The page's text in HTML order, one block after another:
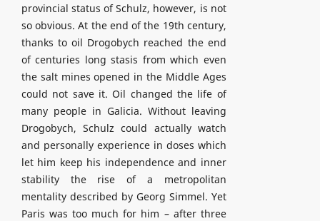
provincial status of Schulz, however, is not
so obvious. At the end of the 19th century,
thanks to oil Drogobych reached the end
of centuries long stasis from which even
the salt mines opened in the Middle Ages
could not save it. Oil changed the life of
many people in Galicia. Without leaving
Drogobych, Schulz could actually watch
and personally experience in doses which
let him keep his independence and inner
stability the rise of a metropolitan
mentality described by Georg Simmel. Yet
Paris was too much for him – after three